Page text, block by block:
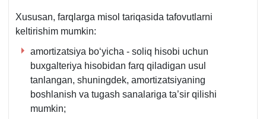
Xususan, farqlarga misol tariqasida tafovutlarni
keltirishim mumkin:
amortizatsiya boʻyicha - soliq hisobi uchun
buхgalteriya hisobidan farq qiladigan usul
tanlangan, shuningdek, amortizatsiyaning
boshlanish va tugash sanalariga ta’sir qilishi
mumkin;